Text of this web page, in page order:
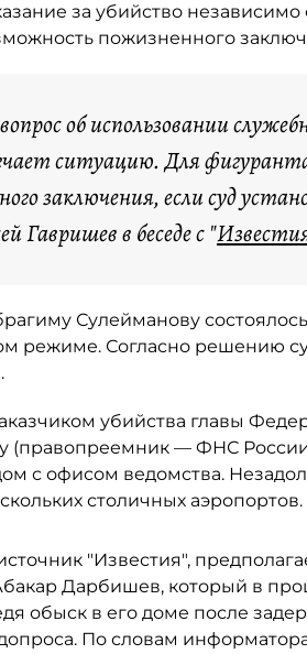
за убийство независимо
пожизненного
об использовании
ситуацию. Для
заключения, если суд
Гавришев в беседе с "
Сулейманову
режиме. Согласно решению
убийства главы
(правопреемник — ФНС
с офисом ведомства.
столичных аэропортов.
"Известия",
Дарбишев, который в
обыск в его доме после
По словам